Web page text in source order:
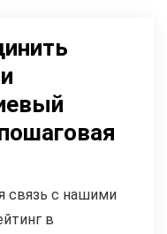
связь с нашими
в